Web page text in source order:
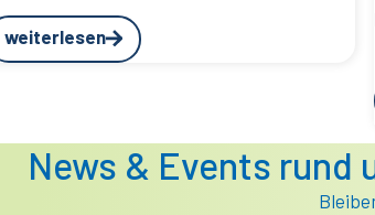
weiterlesen
News & Events rund